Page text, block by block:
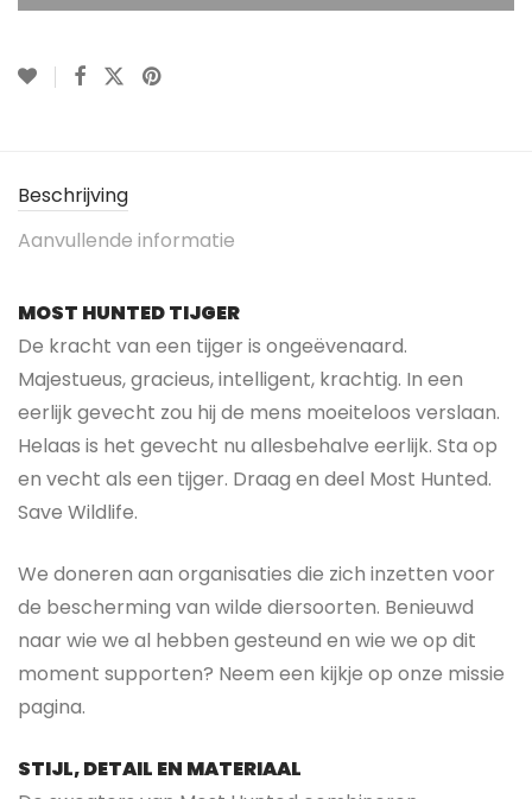
Beschrijving
Aanvullende informatie
MOST HUNTED TIJGER
De kracht van een tijger is ongeëvenaard.
Majestueus, gracieus, intelligent, krachtig. In een
eerlijk gevecht zou hij de mens moeiteloos verslaan.
Helaas is het gevecht nu allesbehalve eerlijk. Sta op
en vecht als een tijger. Draag en deel Most Hunted.
Save Wildlife.
We doneren aan organisaties die zich inzetten voor
de bescherming van wilde diersoorten. Benieuwd
naar wie we al hebben gesteund en wie we op dit
moment supporten? Neem een kijkje op onze missie
pagina.
STIJL, DETAIL EN MATERIAAL